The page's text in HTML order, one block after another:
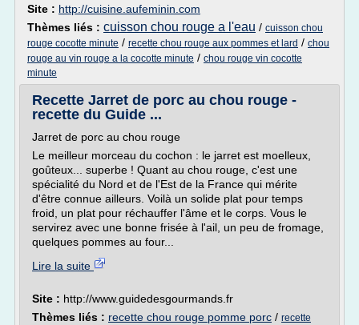
Site : http://cuisine.aufeminin.com
Thèmes liés : cuisson chou rouge a l'eau / cuisson chou
rouge cocotte minute / recette chou rouge aux pommes et lard / chou
rouge au vin rouge a la cocotte minute / chou rouge vin cocotte
minute
Recette Jarret de porc au chou rouge -
recette du Guide ...
Jarret de porc au chou rouge
Le meilleur morceau du cochon : le jarret est moelleux,
goûteux... superbe ! Quant au chou rouge, c'est une
spécialité du Nord et de l'Est de la France qui mérite
d'être connue ailleurs. Voilà un solide plat pour temps
froid, un plat pour réchauffer l'âme et le corps. Vous le
servirez avec une bonne frisée à l'ail, un peu de fromage,
quelques pommes au four...
Lire la suite
Site : http://www.guidedesgourmands.fr
Thèmes liés : recette chou rouge pomme porc / recette